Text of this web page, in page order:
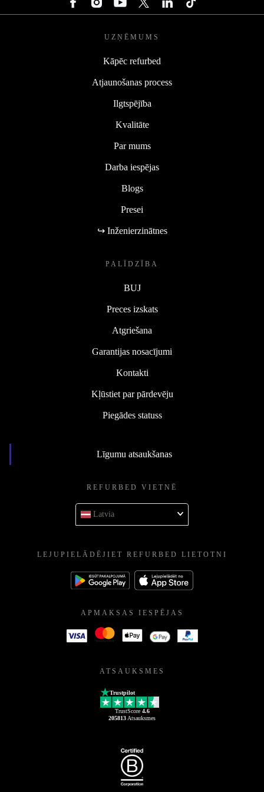
UZŅĒMUMS
Kāpēc refurbed
Atjaunošanas process
Ilgtspējība
Kvalitāte
Par mums
Darba iespējas
Blogs
Presei
↪ Inženierzinātnes
PALĪDZĪBA
BUJ
Preces izskats
Atgriešana
Garantijas nosacījumi
Kontakti
Kļūstiet par pārdevēju
Piegādes statuss
Līgumu atsaukšanas
REFURBED VIETNĒ
Latvia
LEJUPIELĀDĒJIET REFURBED LIETOTNI
APMAKSAS IESPĒJAS
ATSAUKSMES
Trustpilot
TrustScore 4.6
205813 Atsauksmes